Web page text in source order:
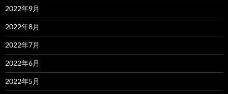
2022年9月
2022年8月
2022年7月
2022年6月
2022年5月